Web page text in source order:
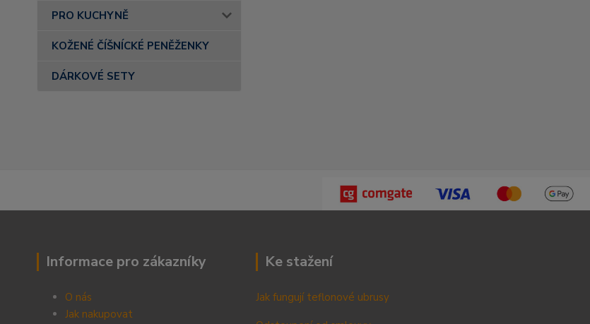
PRO KUCHYNĚ
KOŽENÉ ČÍŠNÍCKÉ PENĚŽENKY
DÁRKOVÉ SETY
Informace pro zákazníky
O nás
Jak nakupovat
Ke stažení
Jak fungují teflonové ubrusy